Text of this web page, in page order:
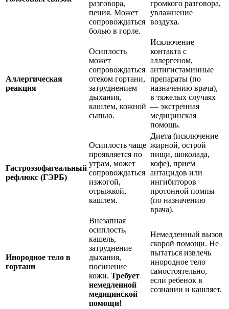
разговора,
пения. Может
сопровождаться
болью в горле.
громкого разговора,
увлажнение
воздуха.
Аллергическая
реакция
Осиплость
может
сопровождаться
отеком гортани,
затруднением
дыхания,
кашлем, кожной
сыпью.
Исключение
контакта с
аллергеном,
антигистаминные
препараты (по
назначению врача),
в тяжелых случаях
— экстренная
медицинская
помощь.
Гастроэзофагеальный
рефлюкс (ГЭРБ)
Осиплость чаще
проявляется по
утрам, может
сопровождаться
изжогой,
отрыжкой,
кашлем.
Диета (исключение
жирной, острой
пищи, шоколада,
кофе), прием
антацидов или
ингибиторов
протонной помпы
(по назначению
врача).
Инородное тело в
гортани
Внезапная
осиплость,
кашель,
затруднение
дыхания,
посинение
кожи. Требует
немедленной
медицинской
помощи!
Немедленный вызов
скорой помощи. Не
пытаться извлечь
инородное тело
самостоятельно,
если ребенок в
сознании и кашляет.